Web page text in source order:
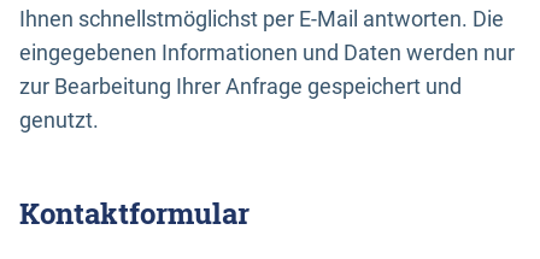
Ihnen schnellstmöglichst per E-Mail antworten. Die
eingegebenen Informationen und Daten werden nur
zur Bearbeitung Ihrer Anfrage gespeichert und
genutzt.
Kontaktformular